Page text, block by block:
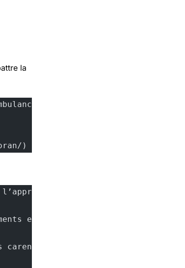
la
)
de l’automne.
essentiels pour soutenir votre
sont détectées.